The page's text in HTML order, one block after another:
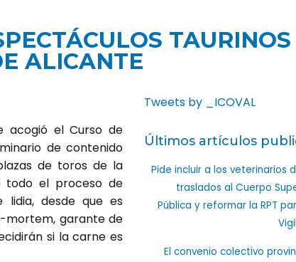
ALICANTE
acogió el Curso de
de contenido
de toros de la
todo el proceso de
lidia, desde que es
mortem, garante de
si la carne es
Tweets by _ICOVAL
Últimos artículos
Pide incluir a los veterinarios
traslados al Cuerpo
Pública y reformar la RPT
El convenio colectivo